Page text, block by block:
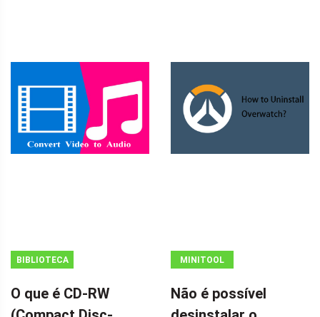
BIBLIOTECA
WIKI
O que é CD-RW
MINITOOL
Não é possível